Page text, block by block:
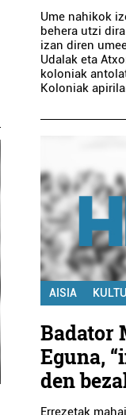
Ume nahikok
behera utzi
izan diren
Udalak eta
koloniak
Koloniak
AISIA
Badator
Eguna,
den
Errezetak